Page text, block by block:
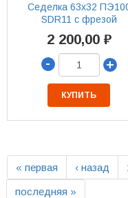
Седелка 63х32
SDR11 с фрезой
2 200,00 ₽
-
+
КУПИТЬ
« первая ‹ назад
последняя »